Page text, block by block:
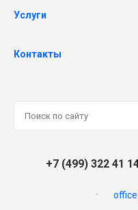
Услуги
Контакты
+7 (499) 322 41